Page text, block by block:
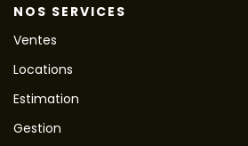
NOS SERVICES
Ventes
Locations
Estimation
Gestion